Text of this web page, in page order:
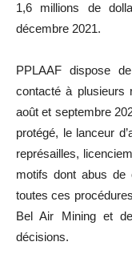
1,6 millions de
décembre 2021.
PPLAAF dispose
contacté à plusieurs
août et septembre
protégé, le lanceur
représailles,
motifs dont abus de
toutes ces
Bel Air Mining et
décisions.